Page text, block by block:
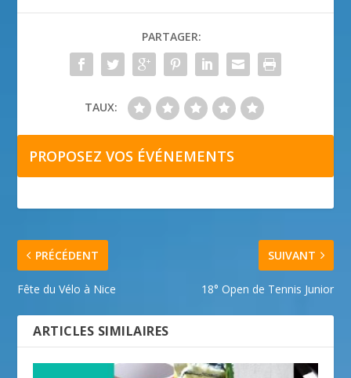
PARTAGER:
TAUX:
PROPOSEZ VOS ÉVÉNEMENTS
PRÉCÉDENT
Fête du Vélo à Nice
SUIVANT
18° Open de Tennis Junior
ARTICLES SIMILAIRES